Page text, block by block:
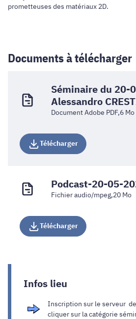
prometteuses des matériaux 2D.
Documents à télécharger
Séminaire du 20-
Alessandro
Document Adobe PDF,6 Mo
Télécharger
Podcast-20-05-
Fichier audio/mpeg,20 Mo
Télécharger
Infos lieu
Inscription sur le serveur de
cliquer sur la catégorie